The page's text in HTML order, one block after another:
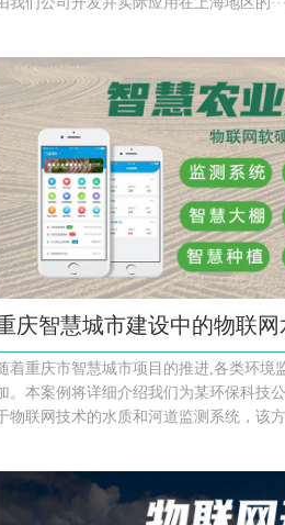
庆智慧城市建设中的物联网
着重庆市智慧城市项目的推进,各类环境
。本案例将详细介绍我们为某环保科技
物联网技术的水质和河道监测系统，该方